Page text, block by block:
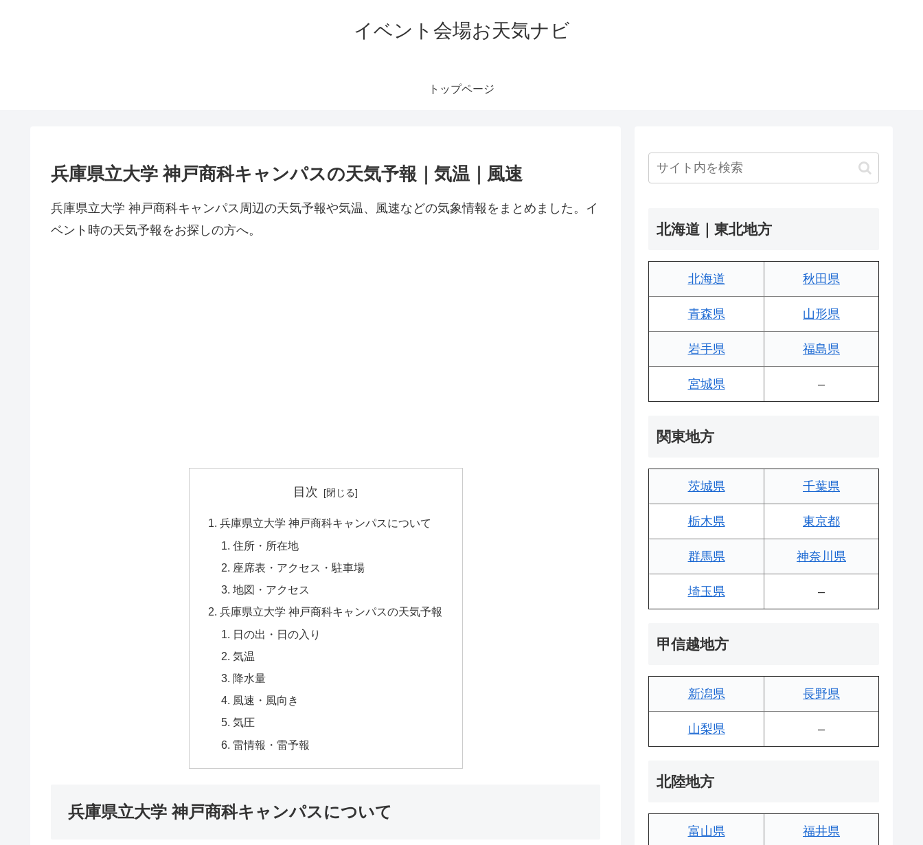
イベント会場お天気ナビ
トップページ
兵庫県立大学 神戸商科キャンパスの天気予報｜気温｜風速
兵庫県立大学 神戸商科キャンパス周辺の天気予報や気温、風速などの気象情報をまとめました。イ
ベント時の天気予報をお探しの方へ。
目次
兵庫県立大学 神戸商科キャンパスについて
住所・所在地
座席表・アクセス・駐車場
地図・アクセス
兵庫県立大学 神戸商科キャンパスの天気予報
日の出・日の入り
気温
降水量
風速・風向き
気圧
雷情報・雷予報
兵庫県立大学 神戸商科キャンパスについて
北海道｜東北地方
北海道 秋田県
青森県 山形県
岩手県 福島県
宮城県 –
関東地方
茨城県 千葉県
栃木県 東京都
群馬県 神奈川県
埼玉県 –
甲信越地方
新潟県 長野県
山梨県 –
北陸地方
富山県 福井県